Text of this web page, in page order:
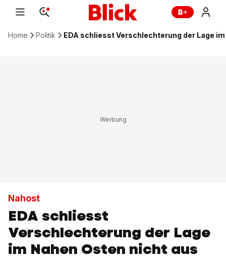
Home Politik EDA schliesst Verschlechterung der Lage
Nahost
EDA schliesst
Verschlechterung der Lage
im Nahen Osten nicht aus